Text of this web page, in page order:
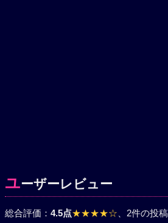
ユーザーレビュー
総合評価： 4.5点★★★★☆ 、2件の投